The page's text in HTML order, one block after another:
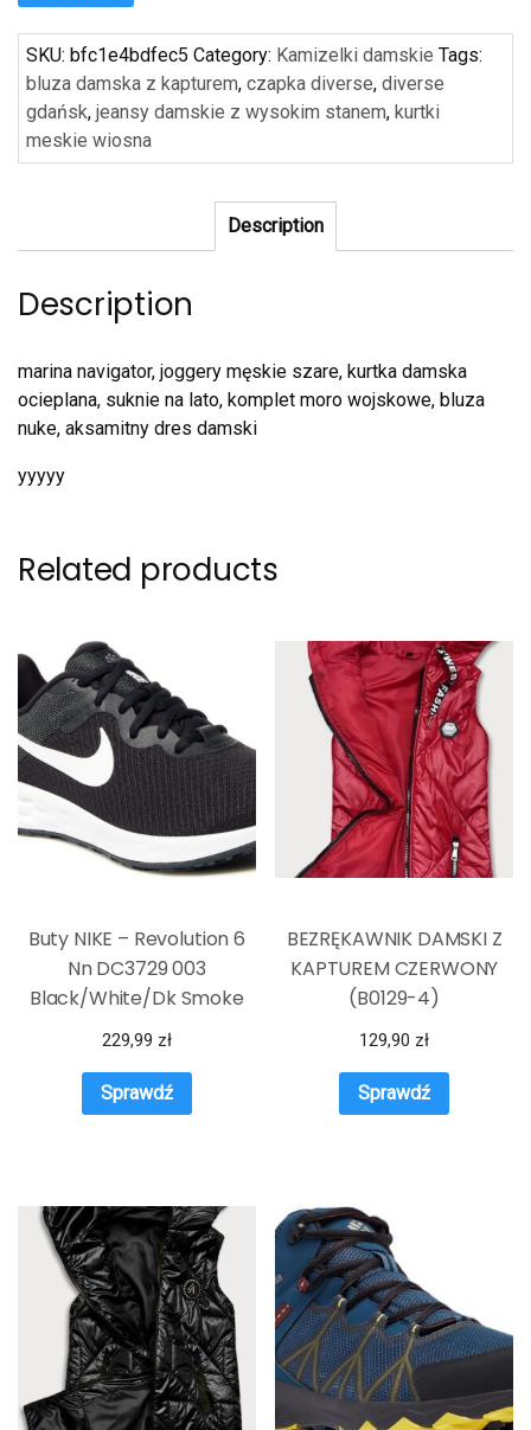
SKU: bfc1e4bdfec5 Category: Kamizelki damskie Tags:
bluza damska z kapturem, czapka diverse, diverse
gdańsk, jeansy damskie z wysokim stanem, kurtki
meskie wiosna
Description
Description
marina navigator, joggery męskie szare, kurtka damska
ocieplana, suknie na lato, komplet moro wojskowe, bluza
nuke, aksamitny dres damski
yyyyy
Related products
Buty NIKE – Revolution 6
Nn DC3729 003
Black/White/Dk Smoke
Grey
229,99 zł
Sprawdź
BEZRĘKAWNIK DAMSKI Z
KAPTUREM CZERWONY
(B0129-4)
129,90 zł
Sprawdź